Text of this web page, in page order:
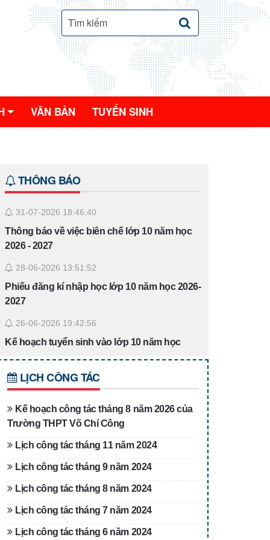
VĂN BẢN TUYỂN SINH
THÔNG BÁO
31-07-2026 18:46:40
Thông báo về việc biên chế lớp 10 năm học
2026 - 2027
28-06-2026 13:51:52
Phiếu đăng kí nhập học lớp 10 năm học 2026-
2027
26-06-2026 19:42:56
Kế hoạch tuyển sinh vào lớp 10 năm học
26-06-2026 19:38:55
Chí Công năm học 2026-2027
Quyết định về việc công bố công khai điều
chỉnh dự toán ngân sách nhà nước năm
2026 của Trường THPT Võ Chí Công
10-06-2026 19:35:54
học lựa chọn và nộp hồ sơ lớp 10 năm học
LỊCH CÔNG TÁC
Kế hoạch công tác tháng 8 năm 2026 của
Trường THPT Võ Chí Công
Lịch công tác tháng 11 năm 2024
Lịch công tác tháng 9 năm 2024
Lịch công tác tháng 8 năm 2024
Lịch công tác tháng 7 năm 2024
Lịch công tác tháng 6 năm 2024